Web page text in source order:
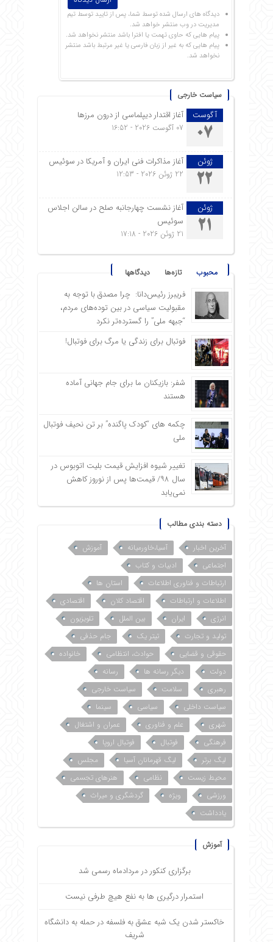
دیدگاه های ارسال شده توسط شما، پس از تایید توسط تیم
مدیریت در وب منتشر خواهد شد.
پیام هایی که حاوی تهمت یا افترا باشد منتشر نخواهد شد.
پیام هایی که به غیر از زبان فارسی یا غیر مرتبط باشد منتشر
نخواهد شد.
سیاست خارجی
آگوست
07
آغاز اقتدار دیپلماسی از درون مرزها
07 آگوست 2026 - 16:52
ژوئن
22
آغاز مذاکرات فنی ایران و آمریکا در سوئیس
22 ژوئن 2026 - 12:53
ژوئن
21
آغاز نشست چهارجانبه صلح در سالن اجلاس
سوئیس
21 ژوئن 2026 - 17:18
محبوب تازه‌ها دیدگاهها
فریبرز رئیس‌دانا: چرا مصدق با توجه به
مقبولیت سیاسی در بین توده‌های مردم،
“جبهه ملی” را گسترده‌تر نکرد
فوتبال برای زندگی یا مرگ برای فوتبال!
شفر: بازیکنان ما برای جام جهانی آماده
هستند
چکمه های “کودک پاگنده” بر تن نحیف فوتبال
ملی
تغییر شیوه افزایش قیمت بلیت اتوبوس در
سال ۹۸/ قیمت‌ها پس از نوروز کاهش
نمی‌یابد
دسته بندی مطالب
آخرین اخبار آسیا،خاورمیانه
آموزش
اجتماعی
ادبیات و کتاب
ارتباطات و فناوری اطلاعات
استان ها
اطلاعات و ارتباطات
اقتصاد کلان
اقتصادی
انرژی
ایران بین الملل
تلویزیون
تولید و تجارت
تیتر یک
جام حذفی
حقوقی و قضایی
حوادث، انتظامی
خانواده
دولت
دیگر رسانه ها
رسانه
رهبری
سلامت
سیاست خارجی
سیاست داخلی
سیاسی
سینما
شهری
علم و فناوری
عمران و اشتغال
فرهنگی
فوتبال
فوتبال اروپا
لیگ برتر
لیگ قهرمانان آسیا
مجلس
محیط زیست
نظامی
هنرهای تجسمی
ورزشی
ویژه
گردشگری و میراث
یادداشت
آموزش
برگزاری کنکور در مردادماه رسمی شد
استمرار درگیری ها به نفع هیچ طرفی نیست
خاکستر شدن یک شبه عشق به فلسفه در حمله به دانشگاه
شریف